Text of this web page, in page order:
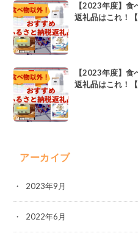
【2023年度】
返礼品はこれ！
【2023年度】
返礼品はこれ！
アーカイブ
2023年9月
2022年6月